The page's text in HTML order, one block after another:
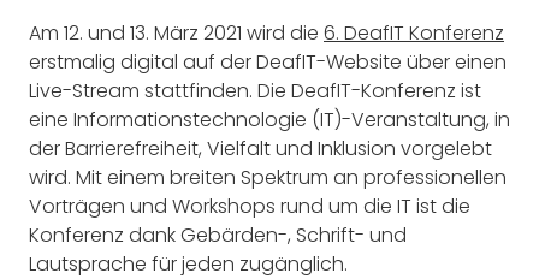
Am 12. und 13. März 2021 wird die 6. DeafIT Konferenz
erstmalig digital auf der DeafIT-Website über einen
Live-Stream stattfinden. Die DeafIT-Konferenz ist
eine Informationstechnologie (IT)-Veranstaltung, in
der Barrierefreiheit, Vielfalt und Inklusion vorgelebt
wird. Mit einem breiten Spektrum an professionellen
Vorträgen und Workshops rund um die IT ist die
Konferenz dank Gebärden-, Schrift- und
Lautsprache für jeden zugänglich.